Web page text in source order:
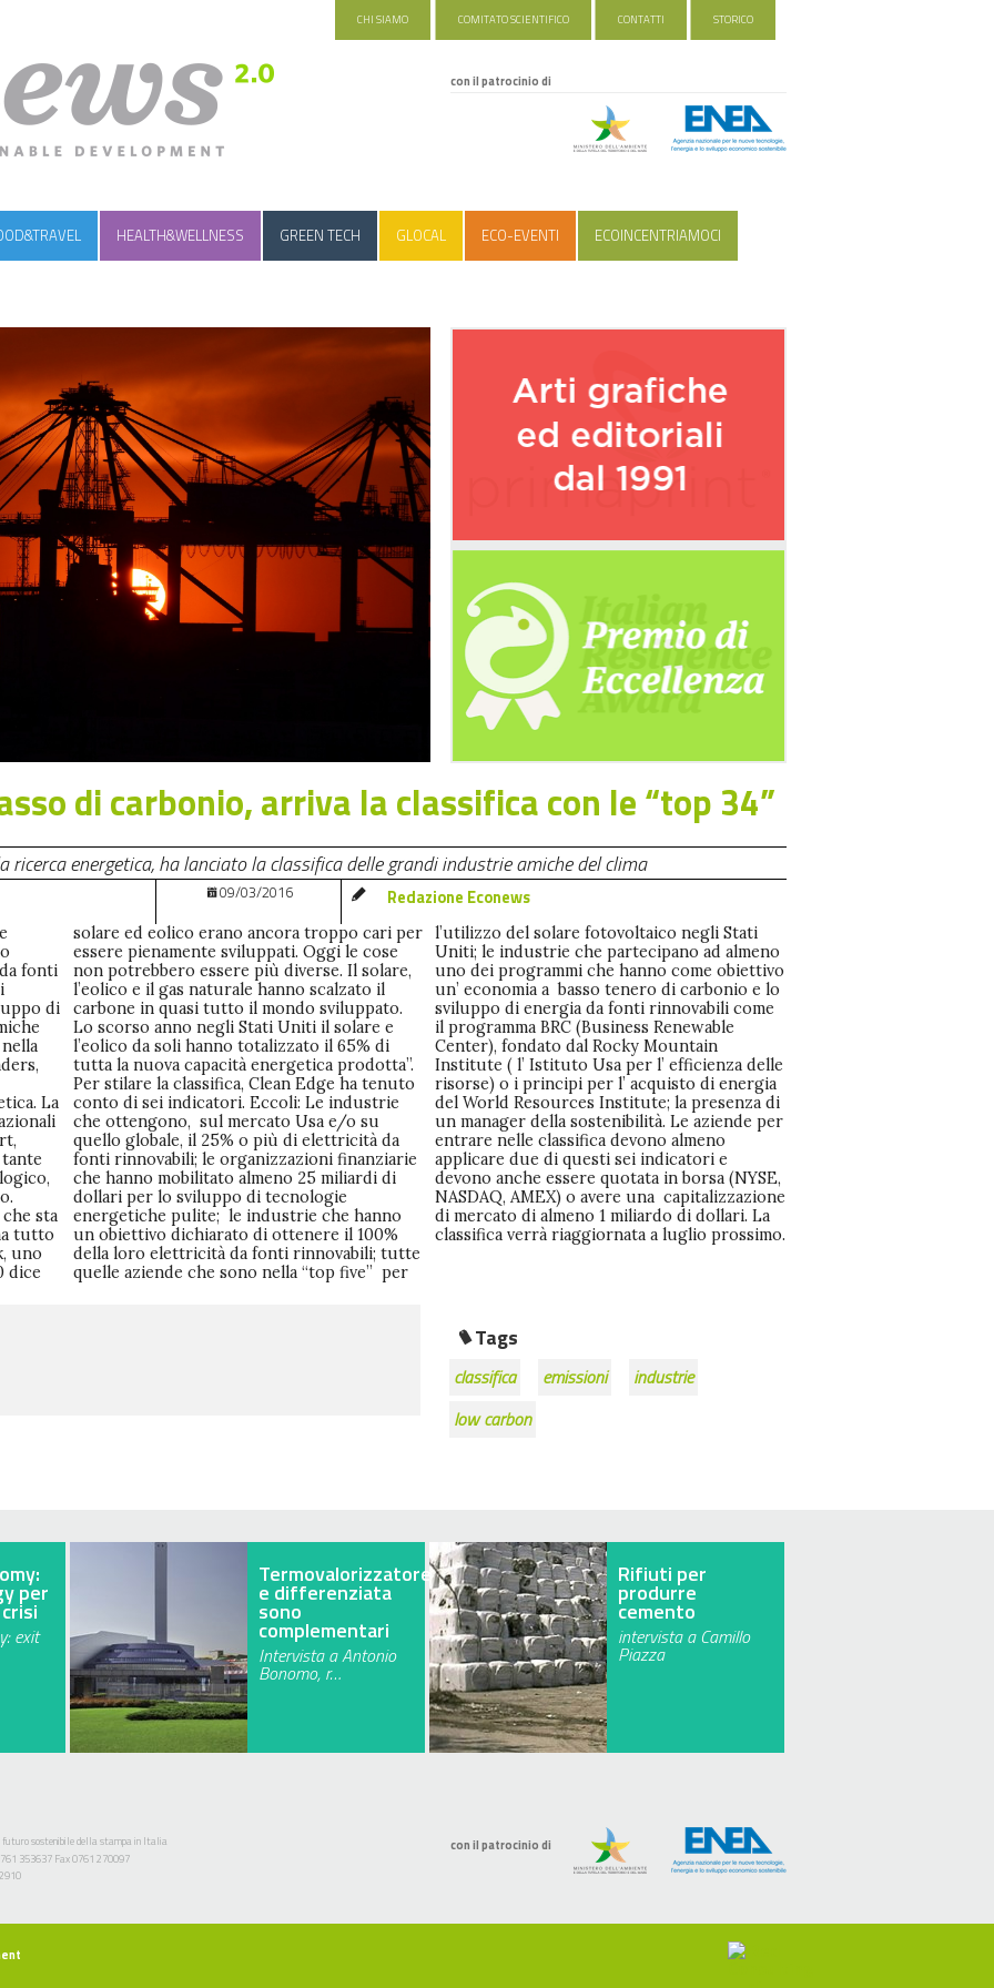
CHI SIAMO COMITATO SCIENTIFICO CONTATTI STORICO
con il patrocinio di
HEALTH&WELLNESS GREEN TECH GLOCAL ECO-EVENTI ECOINCENTRIAMOCI
di carbonio, arriva la classifica con le “top 34”
ricerca energetica, ha lanciato la classifica delle grandi industrie amiche del clima
09/03/2016 Redazione Econews
fonti
di
La
sta
tutto
uno
dice
solare,
e
di
o su
di
hanno
100%
tutte
per
come
di
per
e
La
classifica verrà riaggiornata a luglio prossimo.
Tags
classifica emissioni
industrie
low carbon
per
exit
Termovalorizzatore
e differenziata
sono
complementari
Intervista a Antonio
Bonomo, r…
Rifiuti per
produrre
cemento
intervista a Camillo
Piazza
sostenibile della stampa in Italia
353637 Fax 0761 270097
con il patrocinio di